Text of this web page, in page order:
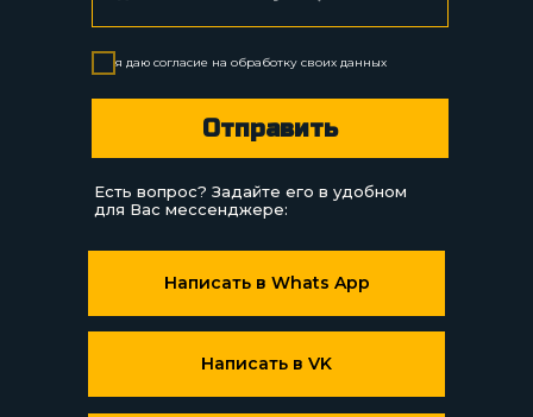
я даю согласие на обработку своих данных
Отправить
Есть вопрос? Задайте его в удобном
для Вас мессенджере:
Написать в Whats App
Написать в VK